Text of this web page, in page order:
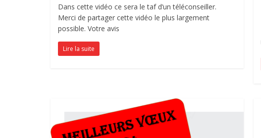
Dans cette vidéo ce sera le taf d’un téléconseiller.
Merci de partager cette vidéo le plus largement
possible. Votre avis
Lire la suite